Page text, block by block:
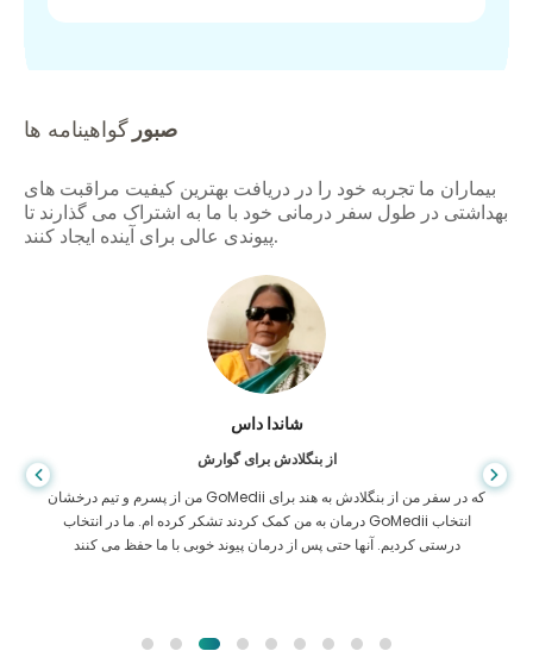
صبور گواهینامه ها
بیماران ما تجربه خود را در دریافت بهترین کیفیت مراقبت های
بهداشتی در طول سفر درمانی خود با ما به اشتراک می گذارند تا
پیوندی عالی برای آینده ایجاد کنند.
شاندا داس
از بنگلادش برای گوارش
من از پسرم و تیم درخشان GoMedii که در سفر من از بنگلادش به هند برای
درمان به من کمک کردند تشکر کرده ام. ما در انتخاب GoMedii انتخاب
درستی کردیم. آنها حتی پس از درمان پیوند خوبی با ما حفظ می کنند